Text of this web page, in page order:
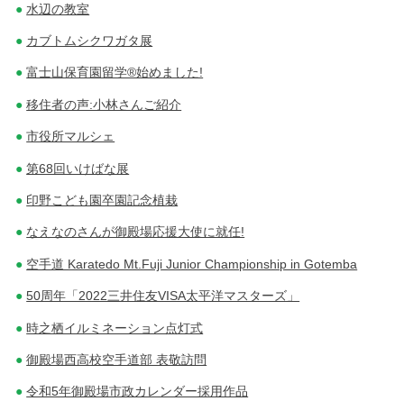
水辺の教室
カブトムシクワガタ展
富士山保育園留学®始めました!
移住者の声:小林さんご紹介
市役所マルシェ
第68回いけばな展
印野こども園卒園記念植栽
なえなのさんが御殿場応援大使に就任!
空手道 Karatedo Mt.Fuji Junior Championship in Gotemba
50周年「2022三井住友VISA太平洋マスターズ」
時之栖イルミネーション点灯式
御殿場西高校空手道部 表敬訪問
令和5年御殿場市政カレンダー採用作品